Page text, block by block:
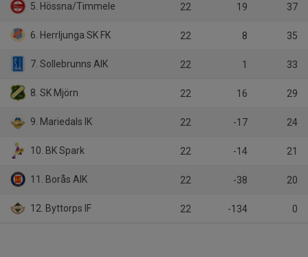
5. Hössna/Timmele 22 19 37
6. Herrljunga SK FK 22 8 35
7. Sollebrunns AIK 22 1 33
8. SK Mjörn 22 16 29
9. Mariedals IK 22 -17 24
10. BK Spark 22 -14 21
11. Borås AIK 22 -38 20
12. Byttorps IF 22 -134 0